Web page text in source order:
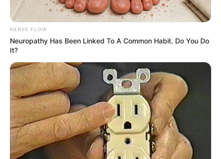
Agama: Islam
Profesi: Model, Youtuber
Hobi: Memasak, Pingpong, Traveling
Twitter: @fatehhalilintar
Threads: –
Instagram:@fatehhalilintar
TikTok: @fatehhalilintarrrr
YouTube:Fateh Halilintar Official
NERVE FLOW
Neuropathy Has Been Linked To A Common Habit. Do You Do
It?